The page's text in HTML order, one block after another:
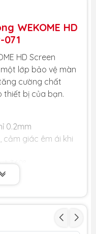
WEKOME HD
HD Screen
lớp bảo vệ màn
cường chất
thiết bị của bạn.
0.2mm
giác êm ái khi
360°
rõ ràng hơn
để lại bong bóng
cho độ cứng